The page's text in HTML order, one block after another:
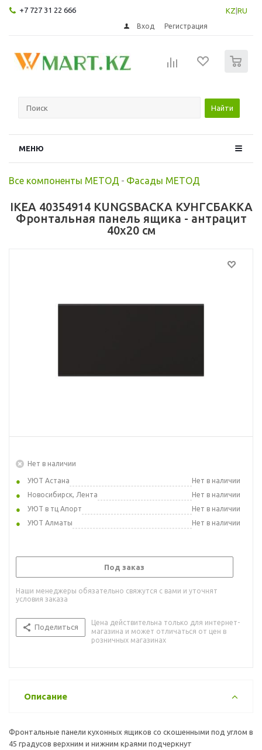
+7 727 31 22 666 KZ RU
Вход Регистрация
Найти
МЕНЮ
Все компоненты МЕТОД - Фасады МЕТОД
IKEA 40354914 KUNGSBACKA КУНГСБАККА
Фронтальная панель ящика - антрацит
40x20 см
Нет в наличии
УЮТ Астана
Нет в наличии
Новосибирск, Лента
Нет в наличии
УЮТ в тц Апорт
Нет в наличии
УЮТ Алматы
Нет в наличии
Под заказ
Наши менеджеры обязательно свяжутся с вами и уточнят
условия заказа
Поделиться
Цена действительна только для интернет-
магазина и может отличаться от цен в
розничных магазинах
Описание
Фронтальные панели кухонных ящиков со скошенными под углом в
45 градусов верхним и нижним краями подчеркнут